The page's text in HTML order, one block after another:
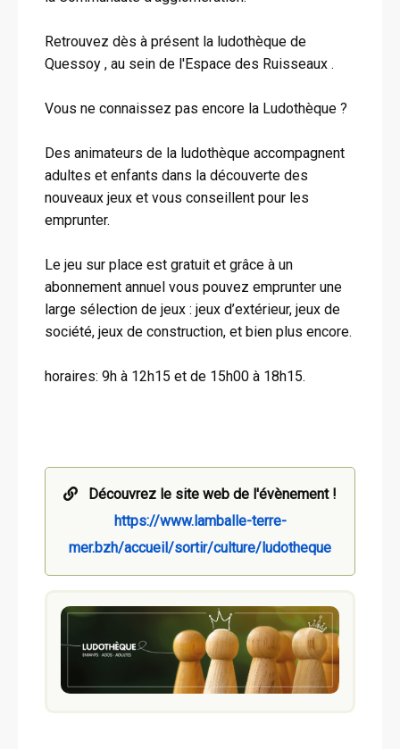
Retrouvez dès à présent la ludothèque de
Quessoy , au sein de l'Espace des Ruisseaux .
Vous ne connaissez pas encore la Ludothèque ?
Des animateurs de la ludothèque accompagnent
adultes et enfants dans la découverte des
nouveaux jeux et vous conseillent pour les
emprunter.
Le jeu sur place est gratuit et grâce à un
abonnement annuel vous pouvez emprunter une
large sélection de jeux : jeux d’extérieur, jeux de
société, jeux de construction, et bien plus encore.
horaires: 9h à 12h15 et de 15h00 à 18h15.
Découvrez le site web de l'évènement !
https://www.lamballe-terre-
mer.bzh/accueil/sortir/culture/ludotheque